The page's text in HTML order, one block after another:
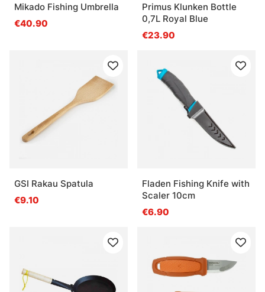
Mikado Fishing Umbrella
€40.90
Primus Klunken Bottle
0,7L Royal Blue
€23.90
GSI Rakau Spatula
€9.10
Fladen Fishing Knife with
Scaler 10cm
€6.90